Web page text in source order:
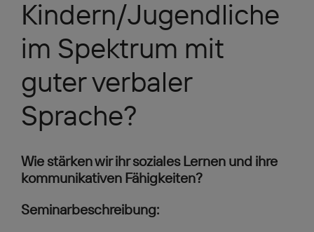
Kindern/Jugendliche
im Spektrum mit
guter verbaler
Sprache?
Wie stärken wir ihr soziales Lernen und ihre
kommunikativen Fähigkeiten?
Seminarbeschreibung: